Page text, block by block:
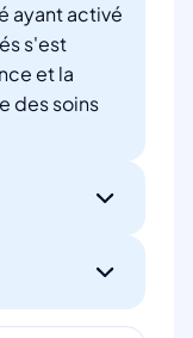
ayant activé
s'est
et la
des soins